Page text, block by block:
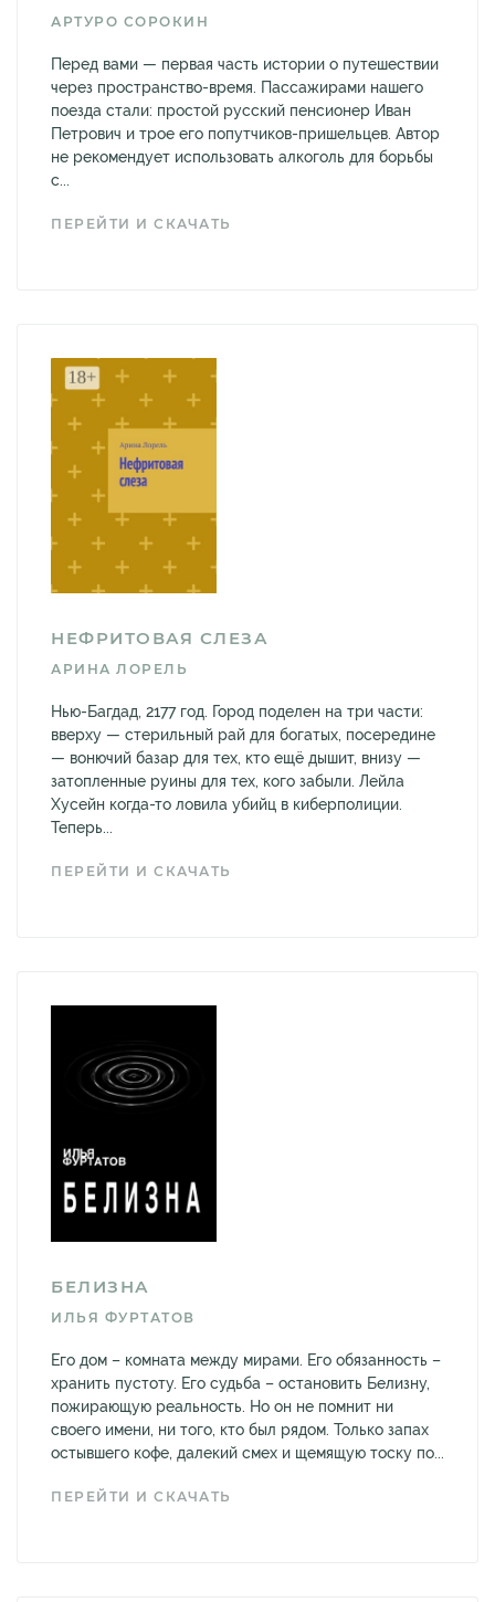
АРТУРО СОРОКИН
Перед вами — первая часть истории о путешествии
через пространство-время. Пассажирами нашего
поезда стали: простой русский пенсионер Иван
Петрович и трое его попутчиков-пришельцев. Автор
не рекомендует использовать алкоголь для борьбы
с...
ПЕРЕЙТИ И СКАЧАТЬ
НЕФРИТОВАЯ СЛЕЗА
АРИНА ЛОРЕЛЬ
Нью-Багдад, 2177 год. Город поделен на три части:
вверху — стерильный рай для богатых, посередине
— вонючий базар для тех, кто ещё дышит, внизу —
затопленные руины для тех, кого забыли. Лейла
Хусейн когда-то ловила убийц в киберполиции.
Теперь...
ПЕРЕЙТИ И СКАЧАТЬ
БЕЛИЗНА
ИЛЬЯ ФУРТАТОВ
Его дом – комната между мирами. Его обязанность –
хранить пустоту. Его судьба – остановить Белизну,
пожирающую реальность. Но он не помнит ни
своего имени, ни того, кто был рядом. Только запах
остывшего кофе, далекий смех и щемящую тоску по...
ПЕРЕЙТИ И СКАЧАТЬ